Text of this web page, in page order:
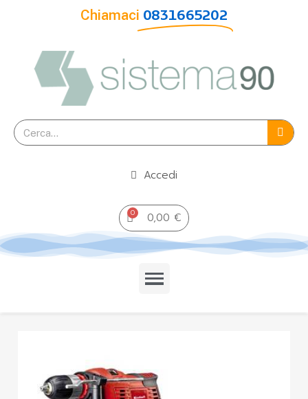
Chiamaci 0831665202
Accedi
0,00 €